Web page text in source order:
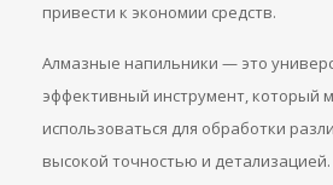
привести к экономии средств.
Алмазные напильники — это
эффективный инструмент, который
использоваться для обработки
высокой точностью и